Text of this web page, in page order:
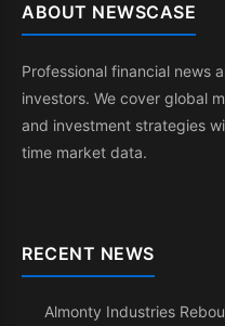
ABOUT NEWSCASE
Professional financial news
investors. We cover global
and investment strategies
time market data.
RECENT NEWS
Almonty Industries